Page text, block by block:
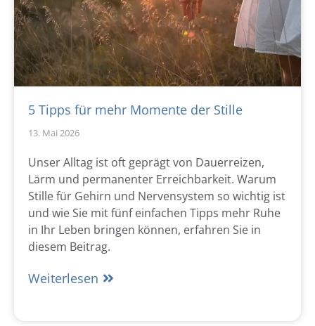
5 Tipps für mehr Momente der Stille
13. Mai 2026
Unser Alltag ist oft geprägt von Dauerreizen,
Lärm und permanenter Erreichbarkeit. Warum
Stille für Gehirn und Nervensystem so wichtig ist
und wie Sie mit fünf einfachen Tipps mehr Ruhe
in Ihr Leben bringen können, erfahren Sie in
diesem Beitrag.
Weiterlesen